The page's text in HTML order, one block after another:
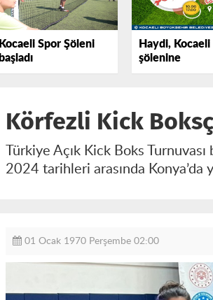
Kocaeli Spor Şöleni
başladı
Haydi, Kocaeli
şölenine
Körfezli Kick
Türkiye Açık Kick Boks
2024 tarihleri arasında Konya’da
01 Ocak 1970 Perşembe 02:00